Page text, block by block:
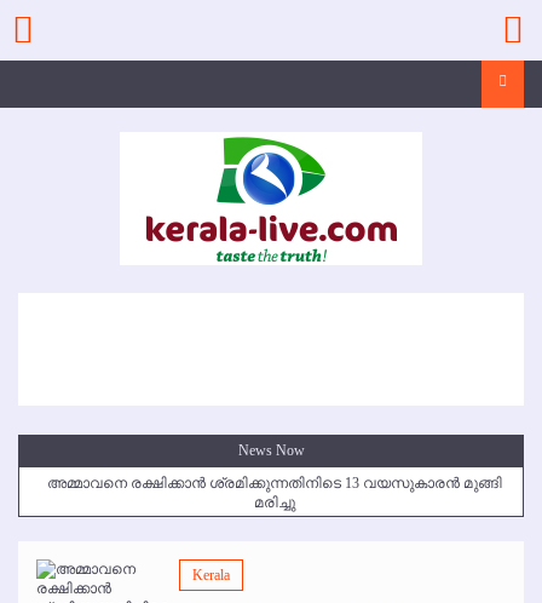
content
News Now
അമ്മാവനെ രക്ഷിക്കാന്‍ ശ്രമിക്കുന്നതിനിടെ 13 വയസുകാരന്‍ മുങ്ങി
മരിച്ചു
മമ്പുറം ആണ്ടു നേര്‍ച്ച ജൂണ്‍ 17 മുതല്‍
ഇനി രമേശ് പിഷാരടി സ്റ്റേജ് ഷോകള്‍ക്ക് ഇല്ല
Kerala